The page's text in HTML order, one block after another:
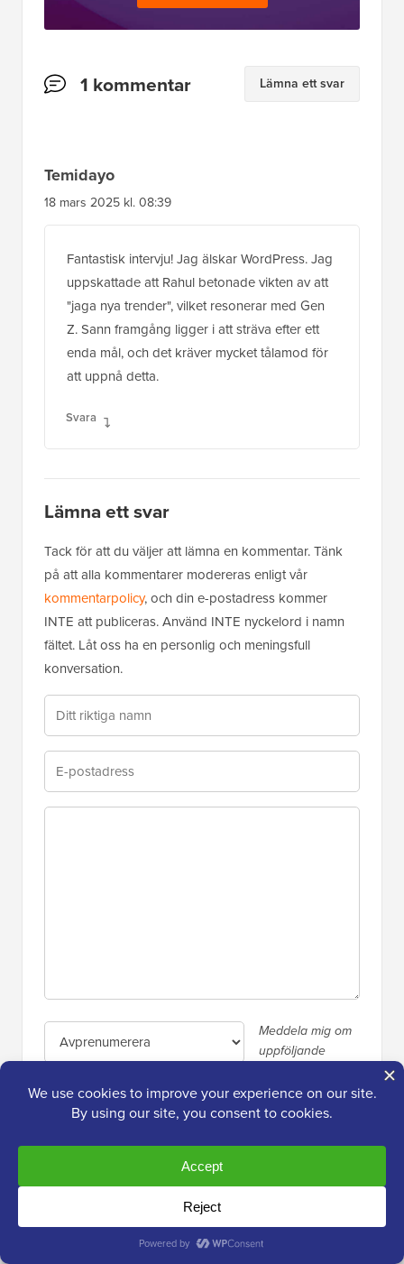
Läsarnas1 kommentar Lämna ett svar
Temidayo
18 mars 2025 kl. 08:39
Fantastisk intervju! Jag älskar WordPress. Jag
uppskattade att Rahul betonade vikten av att
"jaga nya trender", vilket resonerar med Gen
Z. Sann framgång ligger i att sträva efter ett
enda mål, och det kräver mycket tålamod för
att uppnå detta.
Svara
Lämna ett svar
Tack för att du väljer att lämna en kommentar. Tänk
på att alla kommentarer modereras enligt vår
kommentarpolicy, och din e-postadress kommer
INTE att publiceras. Använd INTE nyckelord i namn
fältet. Låt oss ha en personlig och meningsfull
konversation.
Meddela mig om
uppföljande
e-post. Du kan ocksåprenumererautan att
kommentera.